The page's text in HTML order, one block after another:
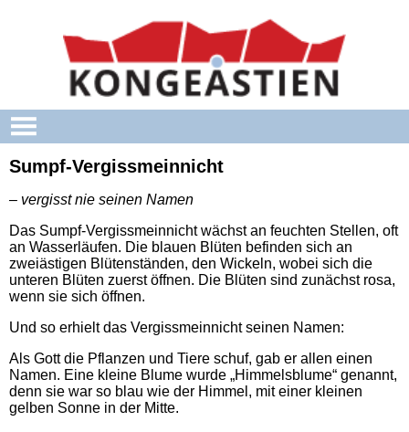
Sumpf-Vergissmeinnicht
– vergisst nie seinen Namen
Das Sumpf-Vergissmeinnicht wächst an feuchten Stellen, oft
an Wasserläufen. Die blauen Blüten befinden sich an
zweiästigen Blütenständen, den Wickeln, wobei sich die
unteren Blüten zuerst öffnen. Die Blüten sind zunächst rosa,
wenn sie sich öffnen.
Und so erhielt das Vergissmeinnicht seinen Namen:
Als Gott die Pflanzen und Tiere schuf, gab er allen einen
Namen. Eine kleine Blume wurde „Himmelsblume“ genannt,
denn sie war so blau wie der Himmel, mit einer kleinen
gelben Sonne in der Mitte.